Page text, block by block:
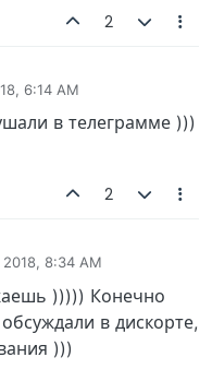
2
6:14 AM
в телеграмме )))
2
2018, 8:34 AM
))))) Конечно
в дискорте,
)))